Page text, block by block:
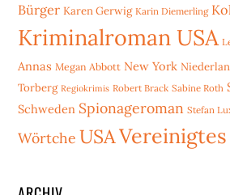
Bürger Karen Gerwig Karin Diemerling
Kriminalroman USA
Annas Megan Abbott New York
Torberg Regiokrimis Robert Brack Sabine Roth
Schweden Spionageroman Stefan
Wörtche USA